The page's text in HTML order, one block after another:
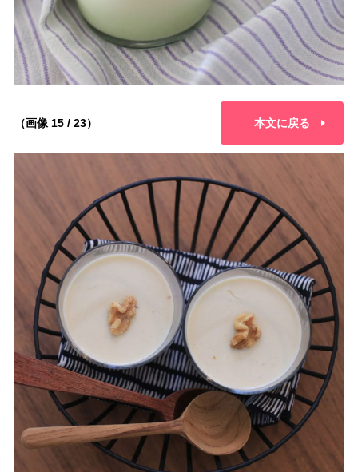
（画像 15 / 23） 本文に戻る